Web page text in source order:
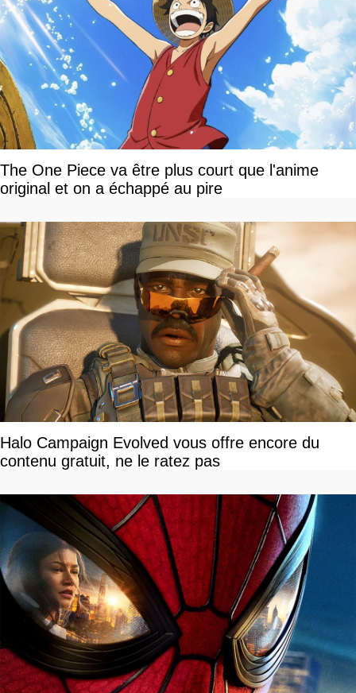
The One Piece va être plus court que l'anime
original et on a échappé au pire
Halo Campaign Evolved vous offre encore du
contenu gratuit, ne le ratez pas